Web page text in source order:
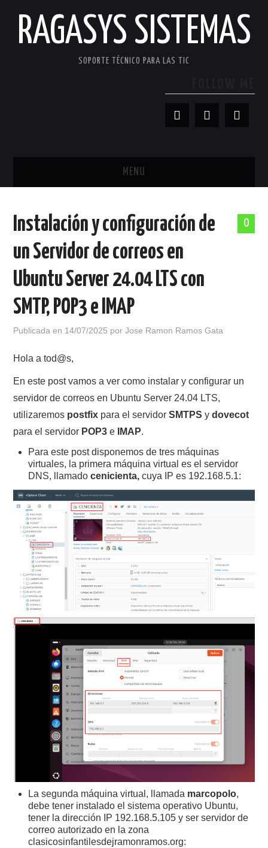
RAGASYS SISTEMAS
SOPORTE TÉCNICO PARA LAS TIC
MENU
ACERCA DE
0
Instalación y configuración de
un Servidor de correos en
Ubuntu Server 24.04 LTS con
SMTP, POP3 e IMAP
Publicada en 14/07/2025 porJose Ramon Ramos Gata
Hola a tod@s,
En este post vamos a ver como instalar y configurar un
servidor de correos en Ubuntu Server 24.04 LTS,
utilizaremos postfix para el servidorSMTPSydovecot
para el servidor POP3 e IMAP.
Para este post disponemos de tres máquinas
virtuales, la primera máquina virtual es el servidor
DNS, llamadocenicienta, cuya IP es 192.168.5.1:
La segunda máquina virtual, llamada marcopolo,
debe tener instalado el sistema operativo Ubuntu,
tener la dirección IP 192.168.5.105 y ser servidor de
correo autorizado en la zona
clasicosinfantilesdejramonramos.org: